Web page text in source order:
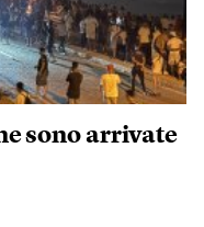
sono arrivate